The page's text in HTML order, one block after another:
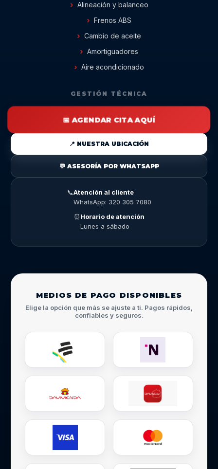
Alineación y balanceo
Frenos ABS
Cambio de aceite
Amortiguadores
Aire acondicionado
GESTIÓN TÉCNICA
📅 AGENDAR CITA AQUÍ
📍 NUESTRA UBICACIÓN
💬 ASESORÍA POR WHATSAPP
📞Atención al cliente
WhatsApp: 320 305 7080
⏰Horario de atención
Lunes a sábado
MEDIOS DE PAGO DISPONIBLES
Elige la opción que más se ajuste a ti. Pagos rápidos,
confiables y seguros.